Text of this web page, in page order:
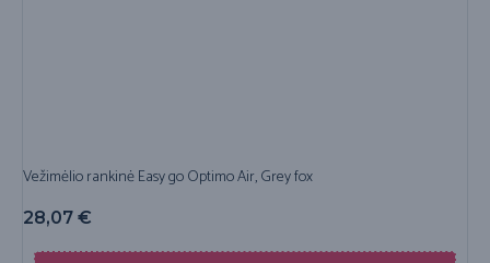
Vežimėlio rankinė Easy go Optimo Air, Grey fox
28,07 €